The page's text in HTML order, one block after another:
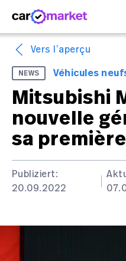
Vers l’aperçu
NEWS Véhicules
Mitsubishi
nouvelle
sa
Publiziert:
20.09.2022